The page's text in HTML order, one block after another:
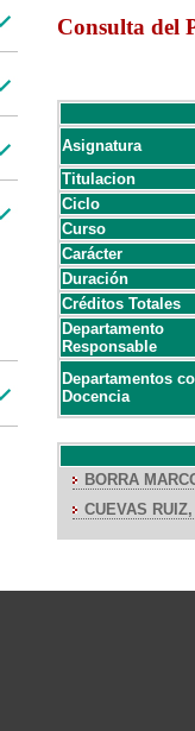
Consulta del
Asignatura
Titulacion
Ciclo
Curso
Carácter
Duración
Créditos Totales
Departamento
Responsable
Departamentos
Docencia
BORRA
CUEVAS